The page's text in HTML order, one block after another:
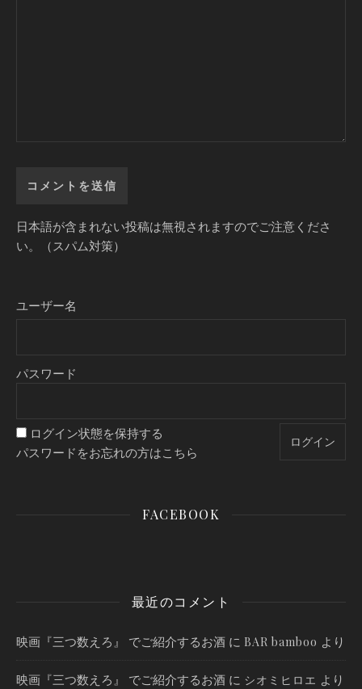
日本語が含まれない投稿は無視されますのでご注意くださ
い。（スパム対策）
ユーザー名
パスワード
ログイン状態を保持する
パスワードをお忘れの方はこちら
FACEBOOK
最近のコメント
映画『三つ数えろ』 でご紹介するお酒 に BAR bamboo より
映画『三つ数えろ』 でご紹介するお酒 に シオミヒロエ より